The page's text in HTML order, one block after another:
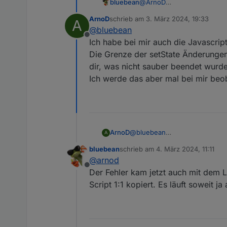
bluebean@ArnoD
Adapter laufen mit iobroker
Auf dem alten System mit
Kennst Du das? Eine
Eventuell wird da jetzt das
PS: Ich habhierwas
A
Offline
ArnoDschrieb am 3. März 2024, 19:33
zuletzt editiert von
@bluebean
Ich habe bei mir auch die
Die Grenze der setState
dir, was nicht sauber beendet
Ich werde das aber mal bei mir
A ArnoD@bluebean
Die Grenze der setState
Ich werde das aber mal bei
Offline
bluebeanschrieb am 4. März 2024, 11:11
zuletzt editiert von
@arnod
Der Fehler kam jetzt auch mit dem
Script 1:1 kopiert. Es läuft soweit ja